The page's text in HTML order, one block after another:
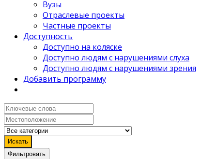
Вузы
Отраслевые проекты
Частные проекты
Доступность
Доступно на коляске
Доступно людям с нарушениями слуха
Доступно людям с нарушениями зрения
Добавить программу
Искать
Фильтровать